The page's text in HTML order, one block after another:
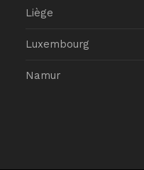
Liège
Luxembourg
Namur